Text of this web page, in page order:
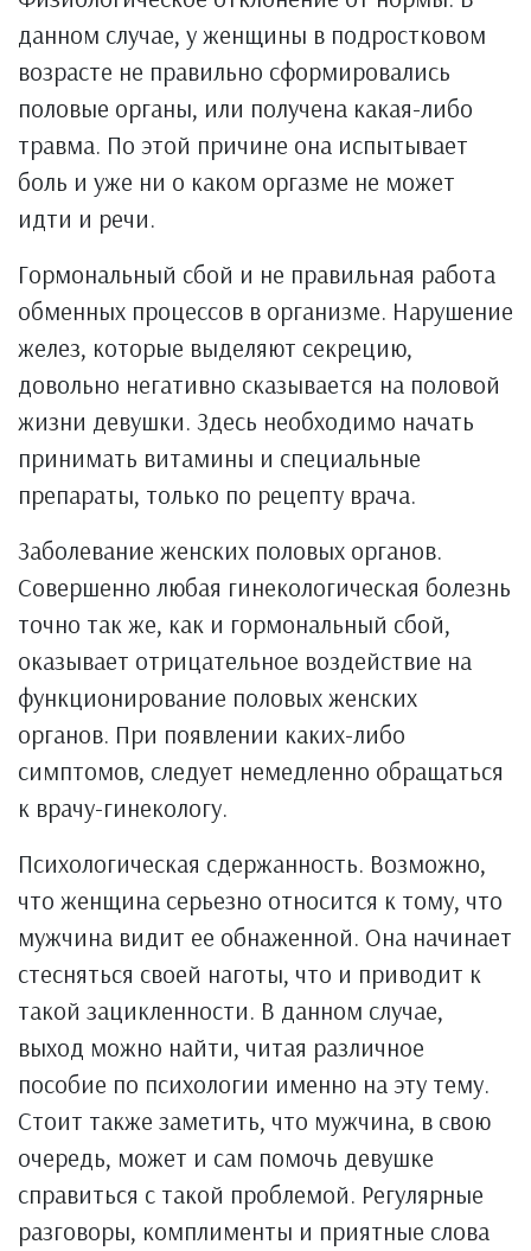
данном случае, у женщины в подростковом
возрасте не правильно сформировались
половые органы, или получена какая-либо
травма. По этой причине она испытывает
боль и уже ни о каком оргазме не может
идти и речи.
Гормональный сбой и не правильная работа
обменных процессов в организме. Нарушение
желез, которые выделяют секрецию,
довольно негативно сказывается на половой
жизни девушки. Здесь необходимо начать
принимать витамины и специальные
препараты, только по рецепту врача.
Заболевание женских половых органов.
Совершенно любая гинекологическая болезнь
точно так же, как и гормональный сбой,
оказывает отрицательное воздействие на
функционирование половых женских
органов. При появлении каких-либо
симптомов, следует немедленно обращаться
к врачу-гинекологу.
Психологическая сдержанность. Возможно,
что женщина серьезно относится к тому, что
мужчина видит ее обнаженной. Она начинает
стесняться своей наготы, что и приводит к
такой зацикленности. В данном случае,
выход можно найти, читая различное
пособие по психологии именно на эту тему.
Стоит также заметить, что мужчина, в свою
очередь, может и сам помочь девушке
справиться с такой проблемой. Регулярные
разговоры, комплименты и приятные слова